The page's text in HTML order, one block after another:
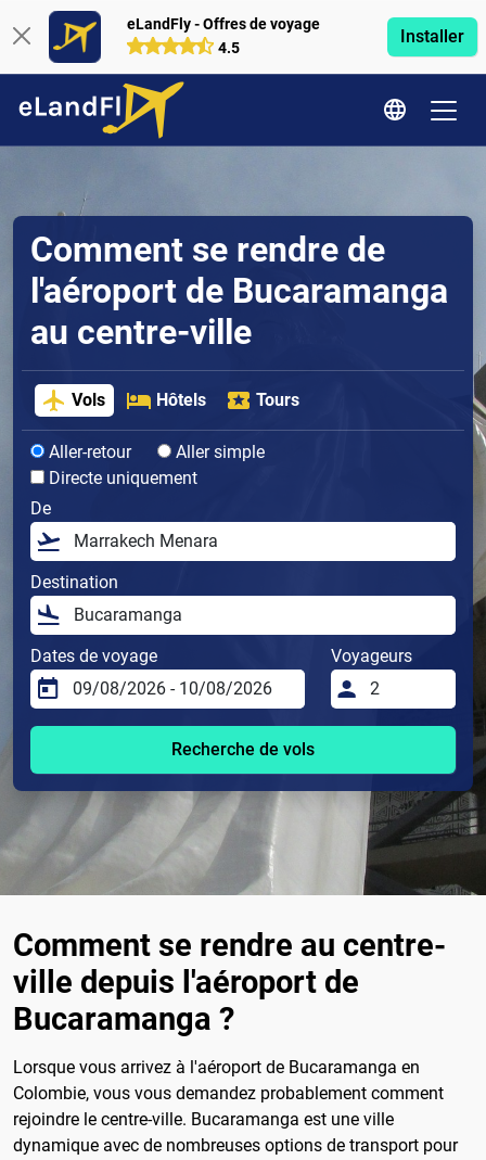
eLandFly - Offres de voyage
4.5
Installer
Comment se rendre de
l'aéroport de Bucaramanga
au centre-ville
Vols Hôtels Tours
Aller-retour
Aller simple
Directe uniquement
De
Destination
Dates de voyage Voyageurs
Recherche de vols
Comment se rendre au centre-
ville depuis l'aéroport de
Bucaramanga ?
Lorsque vous arrivez à l'aéroport de Bucaramanga en
Colombie, vous vous demandez probablement comment
rejoindre le centre-ville. Bucaramanga est une ville
dynamique avec de nombreuses options de transport pour